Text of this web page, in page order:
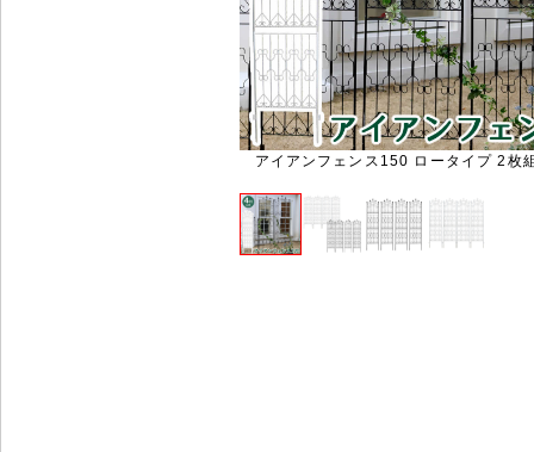
アイアンフェンス150 ロータイプ 2枚